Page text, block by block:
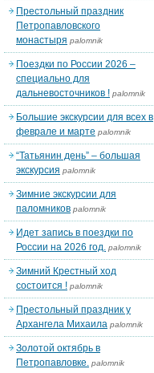
Престольный праздник
Петропавловского
монастыря palomnik
Поездки по России 2026 –
специально для
дальневосточников ! palomnik
Большие экскурсии для всех в
феврале и марте palomnik
“Татьянин день” – большая
экскурсия palomnik
Зимние экскурсии для
паломников palomnik
Идет запись в поездки по
России на 2026 год. palomnik
Зимний Крестный ход
состоится ! palomnik
Престольный праздник у
Архангела Михаила palomnik
Золотой октябрь в
Петропавловке. palomnik